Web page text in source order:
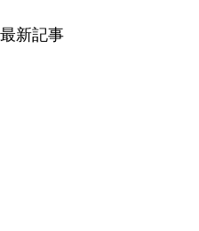
最新記事